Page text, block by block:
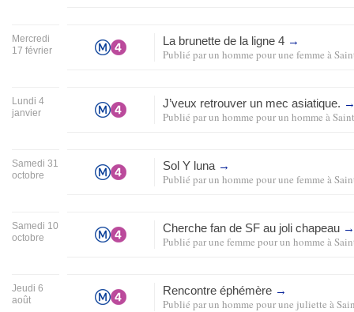
Mercredi
17 février
La brunette de la ligne 4 →
Publié parun homme pour une femme à
Lundi 4
janvier
J’veux retrouver un mec asiatique.
Publié parun homme pour un homme à
Samedi 31
octobre
Sol Y luna →
Publié parun homme pour une femme à
Samedi 10
octobre
Cherche fan de SF au joli chapeau →
Publié parune femme pour un homme à
Jeudi 6
août
Rencontre éphémère →
Publié parun homme pour une juliette à